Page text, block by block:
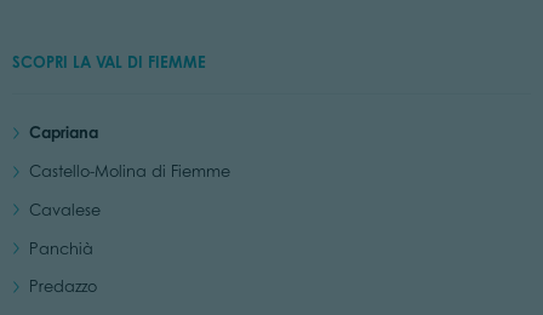
SCOPRI LA VAL DI FIEMME
Capriana
Castello-Molina di Fiemme
Cavalese
Panchià
Predazzo